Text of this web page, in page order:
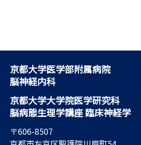
京都大学医学部附属病院
脳神経内科
京都大学大学院医学研究科
脳病態生理学講座 臨床神経学
〒606-8507